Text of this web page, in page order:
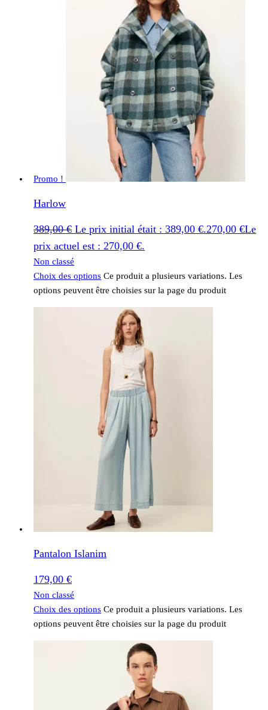
Promo !
Harlow
389,00€ Le prix initial était : 389,00 €.270,00 €Le
prix actuel est : 270,00 €.
Non classé
Choix des options Ce produit a plusieurs variations. Les
options peuvent être choisies sur la page du produit
Pantalon Islanim
179,00 €
Non classé
Choix des options Ce produit a plusieurs variations. Les
options peuvent être choisies sur la page du produit